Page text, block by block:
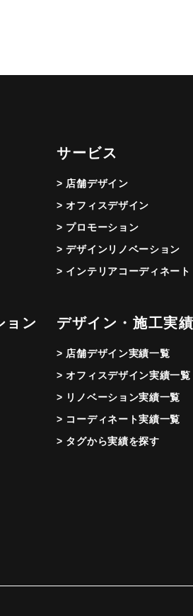
サービス
> 店舗デザイン
> オフィスデザイン
> プロモーション
> デザインリノベーション
> インテリアコーディネート
ョン デザイン・施工実績
> 店舗デザイン実績一覧
> オフィスデザイン実績一覧
> リノベーション実績一覧
> コーディネート実績一覧
> タグから実績を探す